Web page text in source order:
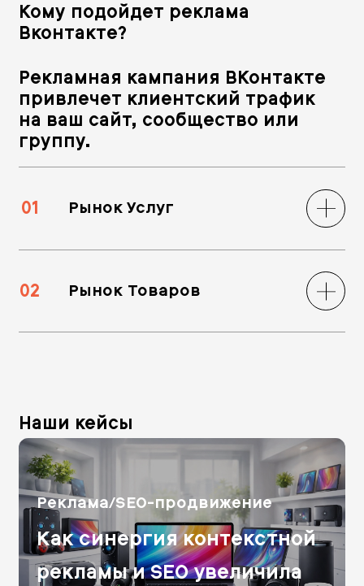
Кому подойдет реклама
Вконтакте?
Рекламная кампания ВКонтакте
привлечет клиентский трафик
на ваш сайт, сообщество или
группу.
01 Рынок Услуг
02 Рынок Товаров
Наши кейсы
Реклама/SEO-продвижение
Как синергия контекстной
рекламы и SEO увеличила